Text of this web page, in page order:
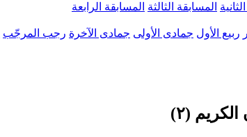
المسابقة الثالثة المسابقة الرابعة
ربيع الأول جمادى الأولى جمادى الآخرة رجب المرجّب
(٢)